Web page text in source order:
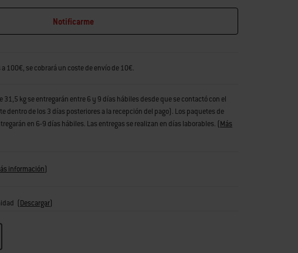
Notificarme
100€, se cobrará un coste de envío de 10€.
31,5 kg se entregarán entre 6 y 9 días hábiles desde que se contactó con el
dentro de los 3 días posteriores a la recepción del pago). Los paquetes de
en 6-9 días hábiles. Las entregas se realizan en días laborables. (Más
información)
(Descargar)